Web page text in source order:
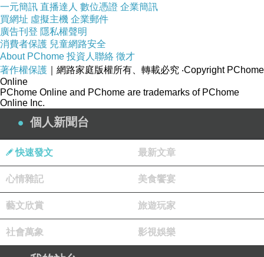
一元簡訊 直播達人 數位憑證 企業簡訊
買網址 虛擬主機 企業郵件
廣告刊登 隱私權聲明
消費者保護 兒童網路安全
About PChome 投資人聯絡 徵才
著作權保護 ｜網路家庭版權所有、轉載必究 ‧Copyright PChome
Online
PChome Online and PChome are trademarks of PChome
Online Inc.
個人新聞台
快速發文 最新文章
心情雜記 美食饗宴
藝文欣賞 旅遊玩家
社會萬象 影視娛樂